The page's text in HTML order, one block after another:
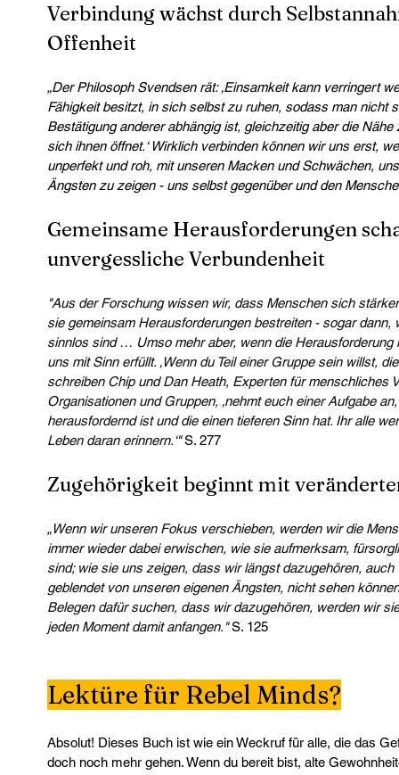
Verbindung wächst durch
Offenheit
„Der Philosoph Svendsen rät: ‚Einsamkeit kann verringert
Fähigkeit besitzt, in sich selbst zu ruhen, sodass man nicht
Bestätigung anderer abhängig ist, gleichzeitig aber die
sich ihnen öffnet.‘ Wirklich verbinden können wir uns erst,
unperfekt und roh, mit unseren Macken und Schwächen,
Ängsten zu zeigen - uns selbst gegenüber und den
Gemeinsame Herausforderungen
unvergessliche Verbundenheit
"Aus der Forschung wissen wir, dass Menschen sich
sie gemeinsam Herausforderungen bestreiten - sogar dann,
sinnlos sind … Umso mehr aber, wenn die Herausforderung
uns mit Sinn erfüllt. ‚Wenn du Teil einer Gruppe sein willst,
schreiben Chip und Dan Heath, Experten für menschliches
Organisationen und Gruppen, ‚nehmt euch einer Aufgabe
herausfordernd ist und die einen tieferen Sinn hat. Ihr alle
Leben daran erinnern.‘" S. 277
Zugehörigkeit beginnt mit
„Wenn wir unseren Fokus verschieben, werden wir die
immer wieder dabei erwischen, wie sie aufmerksam,
sind; wie sie uns zeigen, dass wir längst dazugehören,
geblendet von unseren eigenen Ängsten, nicht sehen
Belegen dafür suchen, dass wir dazugehören, werden wir
jeden Moment damit anfangen." S. 125
Lektüre für Rebel Minds?
Absolut! Dieses Buch ist wie ein Weckruf für alle, die das
doch noch mehr gehen. Wenn du bereit bist, alte